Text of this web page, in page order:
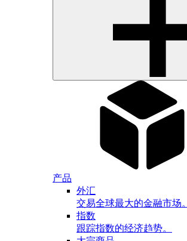
产品
外汇
交易全球最大的金融市场。
指数
跟踪指数的经济趋势。